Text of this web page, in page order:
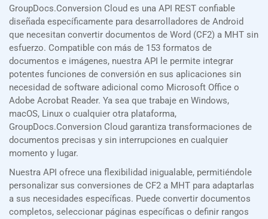
GroupDocs.Conversion Cloud es una API REST confiable
diseñada específicamente para desarrolladores de Android
que necesitan convertir documentos de Word (CF2) a MHT sin
esfuerzo. Compatible con más de 153 formatos de
documentos e imágenes, nuestra API le permite integrar
potentes funciones de conversión en sus aplicaciones sin
necesidad de software adicional como Microsoft Office o
Adobe Acrobat Reader. Ya sea que trabaje en Windows,
macOS, Linux o cualquier otra plataforma,
GroupDocs.Conversion Cloud garantiza transformaciones de
documentos precisas y sin interrupciones en cualquier
momento y lugar.
Nuestra API ofrece una flexibilidad inigualable, permitiéndole
personalizar sus conversiones de CF2 a MHT para adaptarlas
a sus necesidades específicas. Puede convertir documentos
completos, seleccionar páginas específicas o definir rangos